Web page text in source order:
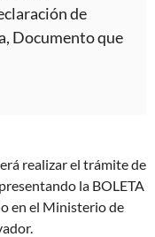
de
Documento que
realizar el trámite de
la BOLETA
en el Ministerio de